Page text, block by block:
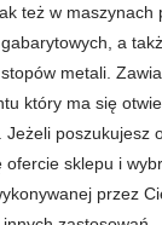
też w maszynach
a
metali.
który ma się
poszukujesz
sklepu i
przez